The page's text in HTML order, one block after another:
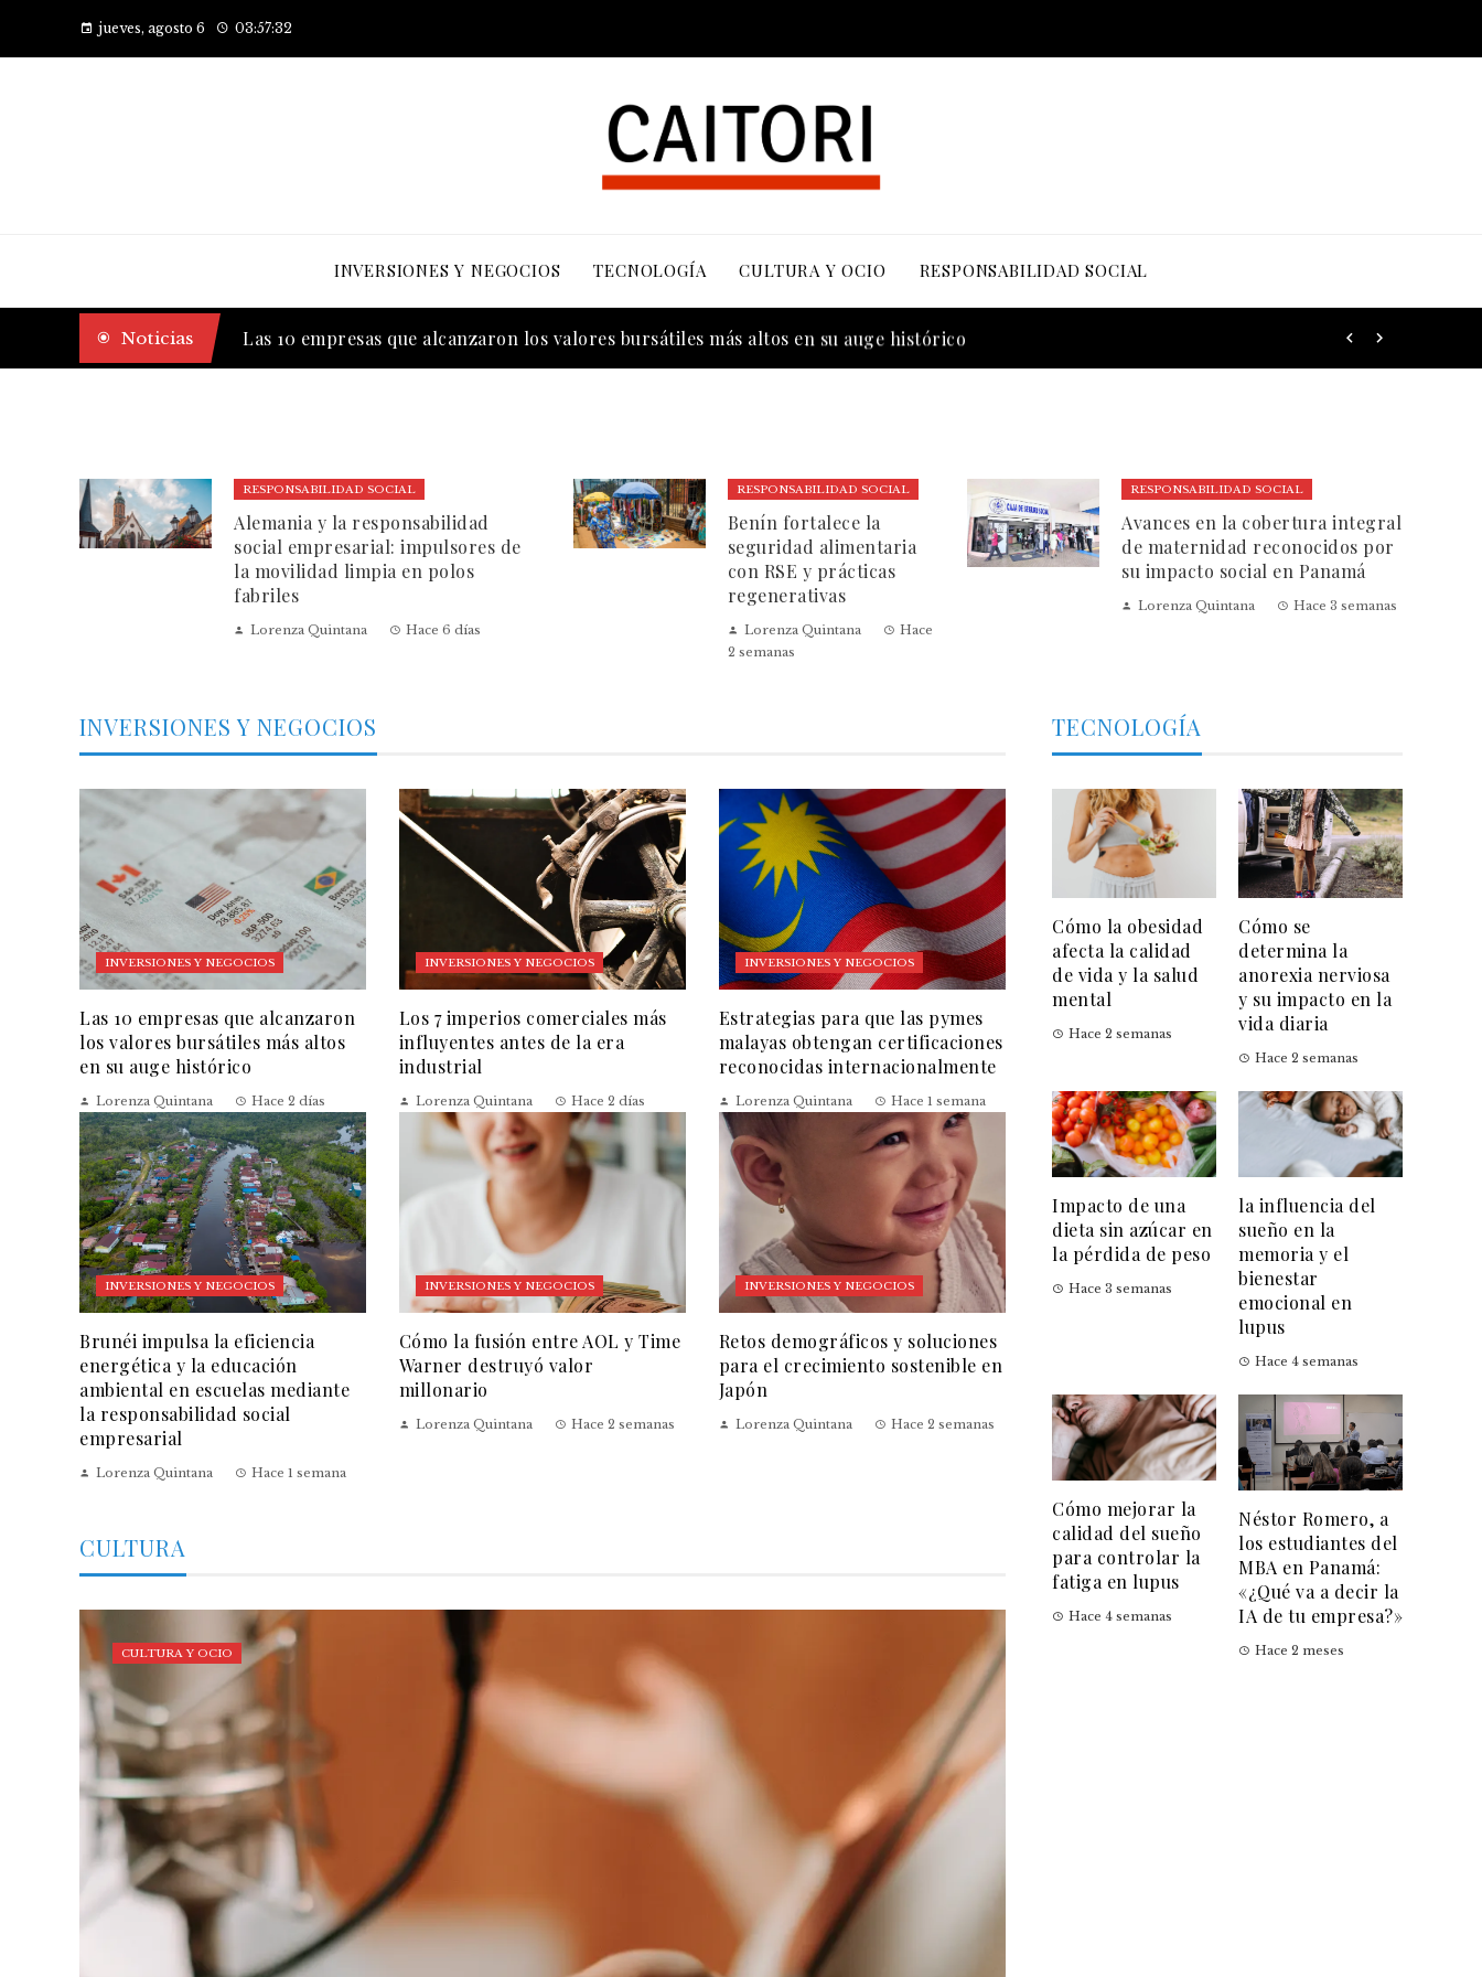
jueves, agosto 6 03:57:33
INVERSIONES Y NEGOCIOS TECNOLOGÍA CULTURA Y OCIO RESPONSABILIDAD SOCIAL
Noticias Los 7 imperios comerciales más influyentes antes de la era industrial
RESPONSABILIDAD SOCIAL
Alemania y la responsabilidad
social empresarial: impulsores de
la movilidad limpia en polos
fabriles
Lorenza Quintana Hace 6 días
RESPONSABILIDAD SOCIAL
Benín fortalece la
seguridad alimentaria
con RSE y prácticas
regenerativas
Lorenza Quintana
Hace
2 semanas
RESPONSABILIDAD SOCIAL
Avances en la cobertura integral
de maternidad reconocidos por
su impacto social en Panamá
Lorenza Quintana Hace 3 semanas
INVERSIONES Y NEGOCIOS
INVERSIONES Y NEGOCIOS
Las 10 empresas que alcanzaron
los valores bursátiles más altos
en su auge histórico
Lorenza Quintana Hace 2 días
INVERSIONES Y NEGOCIOS
Los 7 imperios comerciales más
influyentes antes de la era
industrial
Lorenza Quintana Hace 2 días
INVERSIONES Y NEGOCIOS
Estrategias para que las pymes
malayas obtengan certificaciones
reconocidas internacionalmente
Lorenza Quintana Hace 1 semana
INVERSIONES Y NEGOCIOS
Brunéi impulsa la eficiencia
energética y la educación
ambiental en escuelas mediante
la responsabilidad social
empresarial
Lorenza Quintana Hace 1 semana
INVERSIONES Y NEGOCIOS
Cómo la fusión entre AOL y Time
Warner destruyó valor
millonario
Lorenza Quintana Hace 2 semanas
INVERSIONES Y NEGOCIOS
Retos demográficos y soluciones
para el crecimiento sostenible en
Japón
Lorenza Quintana Hace 2 semanas
CULTURA
CULTURA Y OCIO
TECNOLOGÍA
Cómo la obesidad
afecta la calidad
de vida y la salud
mental
Hace 2 semanas
Cómo se
determina la
anorexia nerviosa
y su impacto en la
vida diaria
Hace 2 semanas
Impacto de una
dieta sin azúcar en
la pérdida de peso
Hace 3 semanas
la influencia del
sueño en la
memoria y el
bienestar
emocional en
lupus
Hace 4 semanas
Cómo mejorar la
calidad del sueño
para controlar la
fatiga en lupus
Hace 4 semanas
Néstor Romero, a
los estudiantes del
MBA en Panamá:
«¿Qué va a decir la
IA de tu empresa?»
Hace 2 meses